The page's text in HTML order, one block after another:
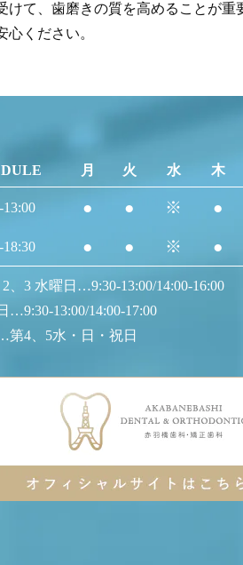
て、歯磨きの質を高めることが重
ください。
月 火 水 木
13:00 ● ● ※ ●
18:30 ● ● ※ ●
、3 水曜日…9:30-13:00/14:00-16:00
…9:30-13:00/14:00-17:00
第4、5水・日・祝日